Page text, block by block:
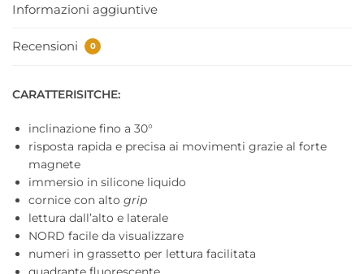
Informazioni aggiuntive
Recensioni 0
CARATTERISITCHE:
inclinazione fino a 30°
risposta rapida e precisa ai movimenti grazie al forte
magnete
immersio in silicone liquido
cornice con alto grip
lettura dall’alto e laterale
NORD facile da visualizzare
numeri in grassetto per lettura facilitata